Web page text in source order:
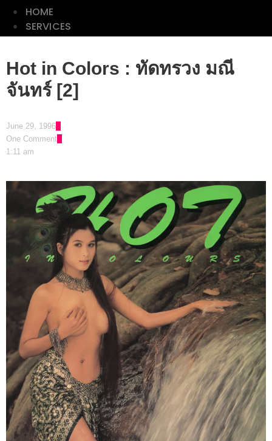
HOME
SERVICES
ลลนา
ดิฉัน
พลอย
แกม
เพชร
CLASSIC
LIST
HOME
SERVICES
ลลนา
ดิฉัน
พลอย
แกม
เพชร
CLASSIC
PHOTO
LIST
Hot in Colors : ทัดทรวง มณี
จันทร์ [2]
June 29, 1996
One Comment
1:11 am